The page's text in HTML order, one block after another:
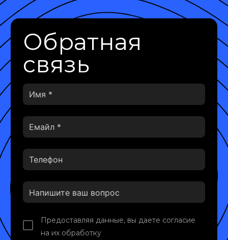
Обратная
связь
Предоставляя данные, вы даете согласие
на их обработку